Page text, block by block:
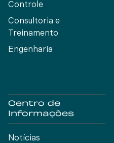
Controle
Consultoria e
Treinamento
Engenharia
Centro de
Informações
Notícias